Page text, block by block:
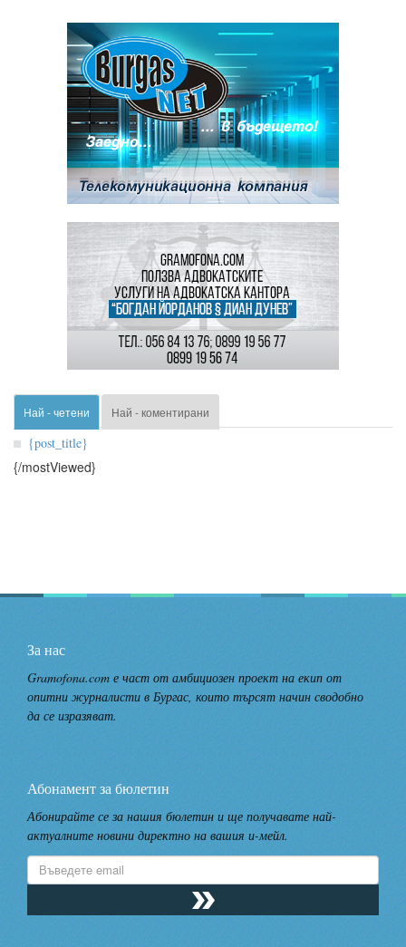
Най - четени Най - коментирани
{post_title}
{/mostViewed}
За нас
Gramofona.com е част от амбициозен проект на екип от
опитни журналисти в Бургас, които търсят начин сводобно
да се изразяват.
Абонамент за бюлетин
Абонирайте се за нашия бюлетин и ще получавате най-
актуалните новини директно на вашия и-мейл.